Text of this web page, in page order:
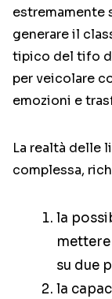
estremamente
generare il
tipico del tifo
per veicolare
emozioni e
La realtà delle
complessa,
la
su due
la